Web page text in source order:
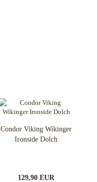
Condor Viking Wikinger
Ironside Dolch
129,90 EUR